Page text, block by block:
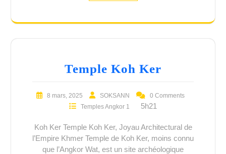
Temple Koh Ker
8 mars, 2025 SOKSANN
0 Comments
Temples Angkor 1
5h21
Koh Ker Temple Koh Ker, Joyau Architectural de
l’Empire Khmer Temple de Koh Ker, moins connu
que l’Angkor Wat, est un site archéologique